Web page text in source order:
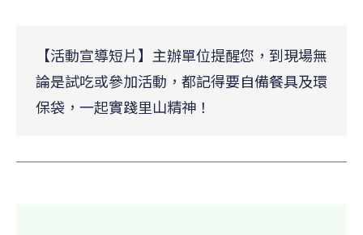
【活動宣導短片】主辦單位提醒您，到現場無
論是試吃或參加活動，都記得要自備餐具及環
保袋，一起實踐里山精神！